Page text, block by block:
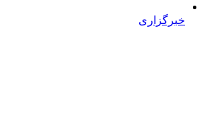
خبرگزاری